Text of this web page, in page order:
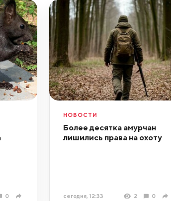
0
НОВОСТИ
Более десятка амурчан
лишились права на охоту
сегодня, 12:33 2 0